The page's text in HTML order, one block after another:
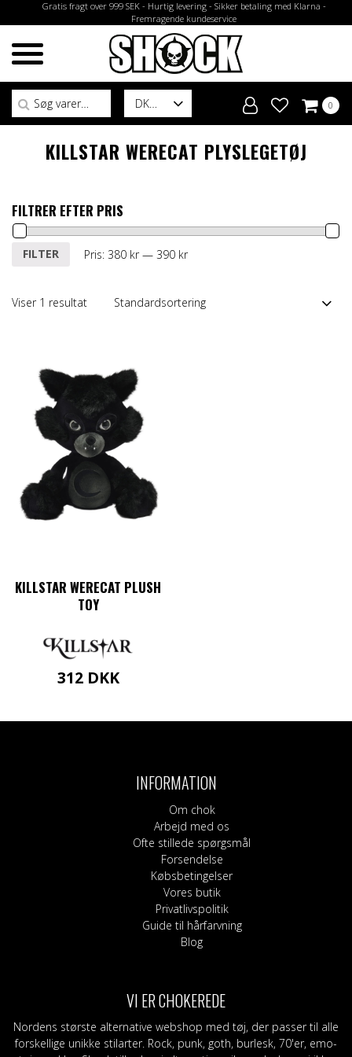
Gratis fragt over 999 SEK - Hurtig levering - Sikker betaling med Klarna -
Fremragende kundeservice
DK
Søg efter:
0
KILLSTAR WERECAT PLYSLEGETØJ
FILTRER EFTER PRIS
Mindste
Højeste
FILTER Pris: 380 kr— 390 kr
Viser 1 resultat
KILLSTAR WERECAT PLUSH
TOY
312 DKK
INFORMATION
Om chok
Arbejd med os
Ofte stillede spørgsmål
Forsendelse
Købsbetingelser
Vores butik
Privatlivspolitik
Guide til hårfarvning
Blog
VI ER CHOKEREDE
Nordens største alternative webshop med tøj, der passer til alle
forskellige unikke stilarter. Rock, punk, goth, burlesk, 70'er, emo-